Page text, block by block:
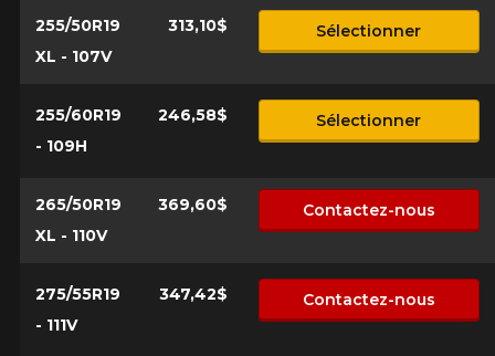
255/50R19
XL - 107V
313,10$ Sélectionner
255/60R19
- 109H
246,58$ Sélectionner
265/50R19
XL - 110V
369,60$ Contactez-nous
275/55R19
- 111V
347,42$ Contactez-nous